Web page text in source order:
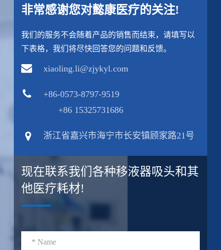
非常感谢您对懿康医疗的关注!
我们的服务不会随着产品的销售而结束，请填写以
下表格，我们将尽快回答您的问题和反馈。
xiaoling.li@zjykyl.com
+86-0573-8797-9519
+86 15325731686
浙江省嘉兴市海宁市长安镇顾家路21号
现在联系我们各种移液器吸头和其
他医疗耗材!